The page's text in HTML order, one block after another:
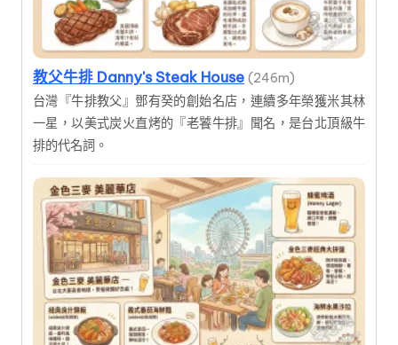
教父牛排 Danny's Steak House (246m)
台灣『牛排教父』鄧有癸的創始名店，連續多年榮獲米其林
一星，以美式炭火直烤的『老饕牛排』聞名，是台北頂級牛
排的代名詞。